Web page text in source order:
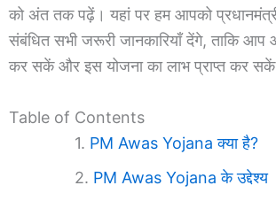
को अंत तक पढ़ें। यहां पर हम आपको
संबंधित सभी जरूरी जानकारियाँ देंगे, ताकि
कर सकें और इस योजना का लाभ प्राप्त कर
Table of Contents
PM Awas Yojana क्या है?
PM Awas Yojana के उद्देश्य